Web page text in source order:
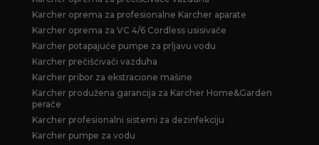
Karcher oprema za profesionalne Karcher aparate
Karcher oprema za VC 4/6 Cordless usisivače
Karcher potapajuće pumpe za prljavu vodu
Karcher prečišćivači vazduha
Karcher pribor za ekstracione mašine
Karcher produžena garancija za Karcher Home&Garden
perače
Karcher profesionalni sistemi za dezinfekciju
Karcher pumpe za vodu